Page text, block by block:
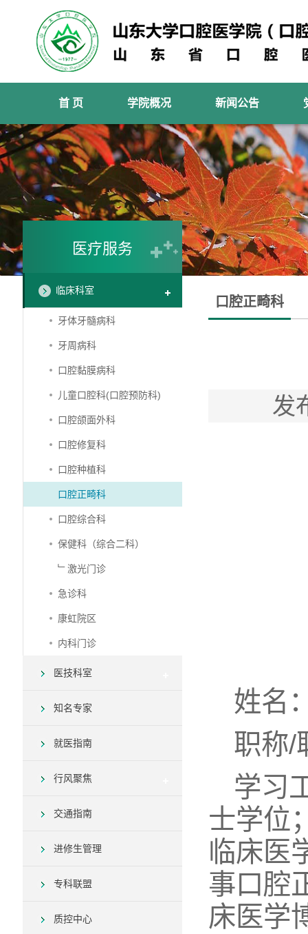
首 页 学院概况 新闻公告
医疗服务
临床科室
牙体牙髓病科
牙周病科
口腔黏膜病科
儿童口腔科(口腔预防科)
口腔颌面外科
口腔修复科
口腔种植科
口腔正畸科
口腔综合科
保健科（综合二科）
﹂激光门诊
急诊科
康虹院区
内科门诊
医技科室
知名专家
就医指南
行风聚焦
交通指南
进修生管理
专科联盟
质控中心
口腔正畸科
发
姓名
职称/
学习
士学位
临床医
事口腔
床医学